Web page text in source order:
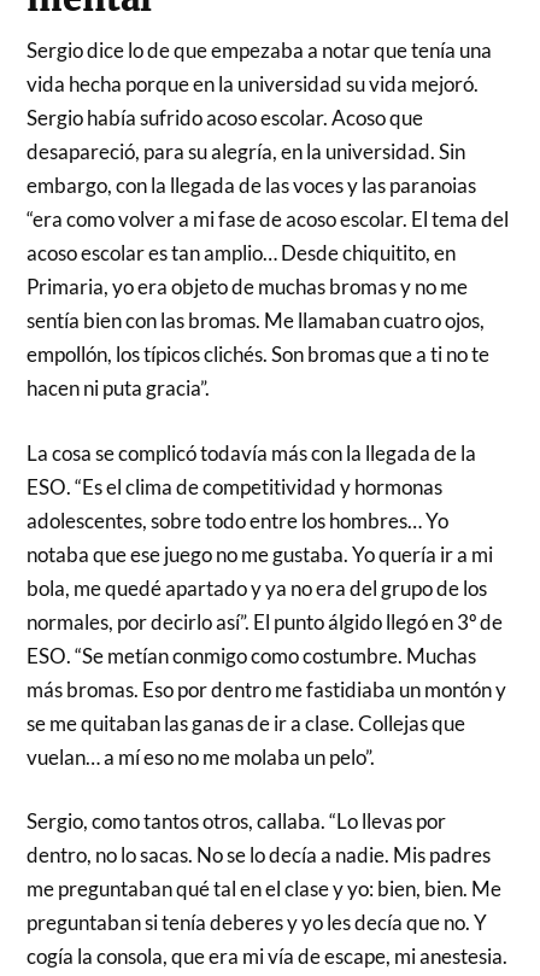
Sergio dice lo de que empezaba a notar que tenía una
vida hecha porque en la universidad su vida mejoró.
Sergio había sufrido acoso escolar. Acoso que
desapareció, para su alegría, en la universidad. Sin
embargo, con la llegada de las voces y las paranoias
“era como volver a mi fase de acoso escolar. El tema del
acoso escolar es tan amplio… Desde chiquitito, en
Primaria, yo era objeto de muchas bromas y no me
sentía bien con las bromas. Me llamaban cuatro ojos,
empollón, los típicos clichés. Son bromas que a ti no te
hacen ni puta gracia”.
La cosa se complicó todavía más con la llegada de la
ESO. “Es el clima de competitividad y hormonas
adolescentes, sobre todo entre los hombres… Yo
notaba que ese juego no me gustaba. Yo quería ir a mi
bola, me quedé apartado y ya no era del grupo de los
normales, por decirlo así”. El punto álgido llegó en 3º de
ESO. “Se metían conmigo como costumbre. Muchas
más bromas. Eso por dentro me fastidiaba un montón y
se me quitaban las ganas de ir a clase. Collejas que
vuelan… a mí eso no me molaba un pelo”.
Sergio, como tantos otros, callaba. “Lo llevas por
dentro, no lo sacas. No se lo decía a nadie. Mis padres
me preguntaban qué tal en el clase y yo: bien, bien. Me
preguntaban si tenía deberes y yo les decía que no. Y
cogía la consola, que era mi vía de escape, mi anestesia.